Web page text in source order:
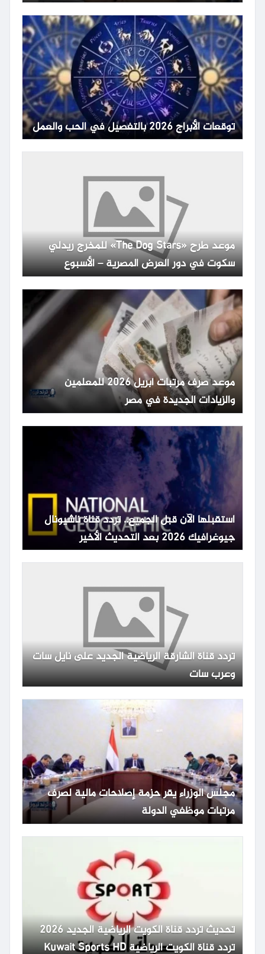
توقعات الأبراج 2026 بالتفصيل في الحب والعمل
موعد طرح «The Dog Stars» للمخرج ريدلي
سكوت في دور العرض المصرية – الأسبوع
موعد صرف مرتبات أبريل 2026 للمعلمين
والزيادات الجديدة في مصر
استقبلها الآن قبل الجميع.. تردد قناة ناشيونال
جيوغرافيك 2026 بعد التحديث الأخير
تردد قناة الشارقة الرياضية الجديد على نايل سات
وعرب سات
مجلس الوزراء يقر حزمة إصلاحات مالية لصرف
مرتبات موظفي الدولة
تحديث تردد قناة الكويت الرياضية الجديد 2026
تردد قناة الكويت الرياضية Kuwait Sports HD